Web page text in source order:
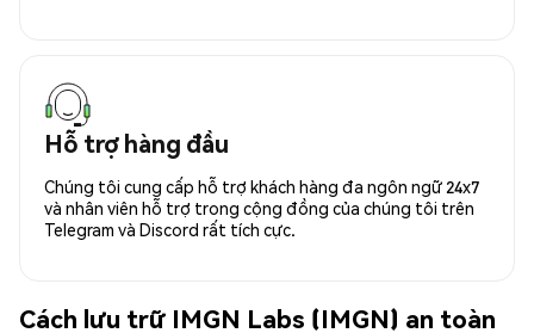
Hỗ trợ hàng đầu
Chúng tôi cung cấp hỗ trợ khách hàng đa ngôn ngữ 24x7
và nhân viên hỗ trợ trong cộng đồng của chúng tôi trên
Telegram và Discord rất tích cực.
Cách lưu trữ IMGN Labs (IMGN) an toàn